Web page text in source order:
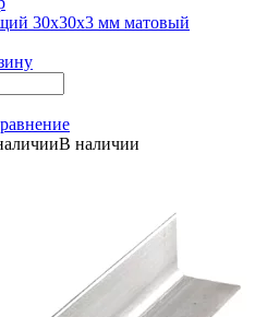
30х30х3 мм матовый
В наличии